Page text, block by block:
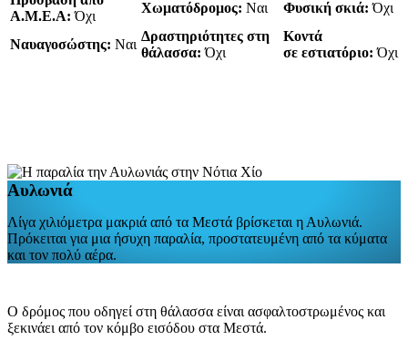
Α.Μ.Ε.Α:Όχι
Χωματόδρομος: Ναι Φυσική σκιά: Όχι
Ναυαγοσώστης: Ναι
Δραστηριότητες στη
θάλασσα:Όχι
Κοντά
σε εστιατόριο:Όχι
Αυλωνιά
Λίγα χιλιόμετρα μακριά από τα Μεστά βρίσκεται η Αυλωνιά.
Πρόκειται για μια ήσυχη παραλία, προστατευμένη από τα κύματα
και τον πολύ αέρα.
Ο δρόμος που οδηγεί στη θάλασσα είναι ασφαλτοστρωμένος και
ξεκινάει από τον κόμβο εισόδου στα Μεστά.